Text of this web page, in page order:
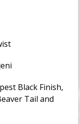
Black Finish,
Tail and